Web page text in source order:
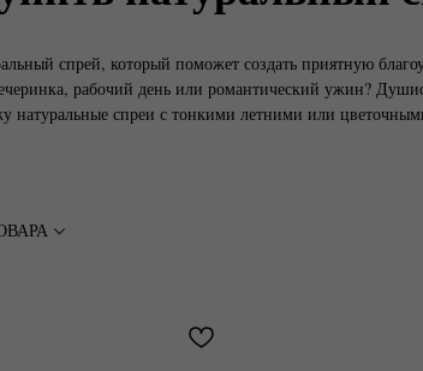
спрей, который поможет создать приятную
рабочий день или романтический ужин?
натуральные спреи с тонкими летними или